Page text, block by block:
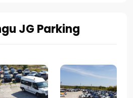
JG Parking